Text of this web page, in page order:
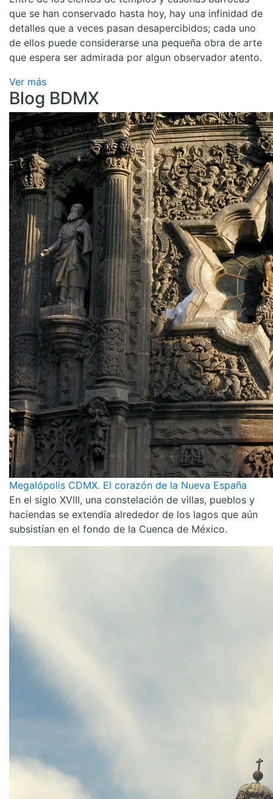
que se han conservado hasta hoy, hay una infinidad de
detalles que a veces pasan desapercibidos; cada uno
de ellos puede considerarse una pequeña obra de arte
que espera ser admirada por algun observador atento.
Ver más
Blog BDMX
Megalópolis CDMX. El corazón de la Nueva España
En el siglo XVIII, una constelación de villas, pueblos y
haciendas se extendía alrededor de los lagos que aún
subsistían en el fondo de la Cuenca de México.